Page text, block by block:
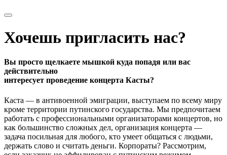
Хочешь пригласить нас?
Вы просто щелкаете мышкой куда попадя или вас
действительно
интересует проведение концерта Касты?
Каста — в антивоенной эмиграции, выступаем по всему миру
кроме территории путинского государства. Мы предпочитаем
работать с профессиональными организаторами концертов, но
как большинство сложных дел, организация концерта —
задача посильная для любого, кто умеет общаться с людьми,
держать слово и считать деньги. Корпораты? Рассмотрим,